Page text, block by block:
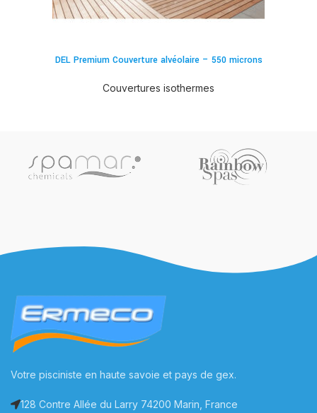
DEL Premium Couverture alvéolaire – 550 microns
Couvertures isothermes
Votre pisciniste en haute savoie et pays de gex.
128 Contre Allée du Larry 74200 Marin, France